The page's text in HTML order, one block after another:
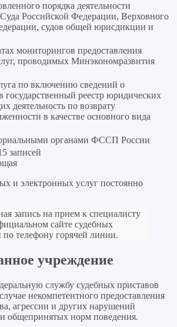
порядка деятельности
Российской Федерации, Верховного
судов общей юрисдикции и
мониторингов предоставления
проводимых Минэкономразвития
по включению сведений о
государственный реестр юридических
деятельность по возврату
в качестве основного вида
органами ФССП России
записей
и электронных услуг постоянно
запись на прием к специалисту
сайте судебных
по телефону горячей линии.
учреждение
службу судебных приставов
некомпетентного предоставления
агрессии и других нарушений
общепринятых норм поведения.